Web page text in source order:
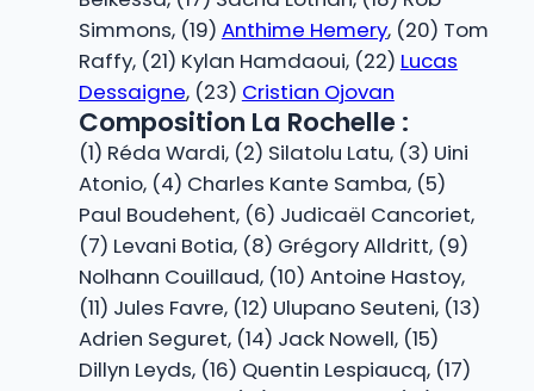
Simmons, (19) Anthime Hemery, (20) Tom
Raffy, (21) Kylan Hamdaoui, (22) Lucas
Dessaigne, (23) Cristian Ojovan
Composition La Rochelle :
(1) Réda Wardi, (2) Silatolu Latu, (3) Uini
Atonio, (4) Charles Kante Samba, (5)
Paul Boudehent, (6) Judicaël Cancoriet,
(7) Levani Botia, (8) Grégory Alldritt, (9)
Nolhann Couillaud, (10) Antoine Hastoy,
(11) Jules Favre, (12) Ulupano Seuteni, (13)
Adrien Seguret, (14) Jack Nowell, (15)
Dillyn Leyds, (16) Quentin Lespiaucq, (17)